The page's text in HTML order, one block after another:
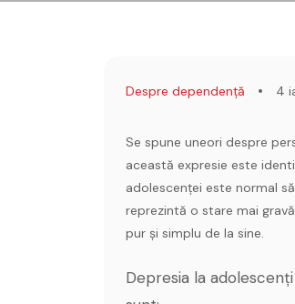
Despre dependență 4
Se spune uneori despre
această expresie este
adolescenței este normal
reprezintă o stare mai
pur și simplu de la sine.
Depresia la